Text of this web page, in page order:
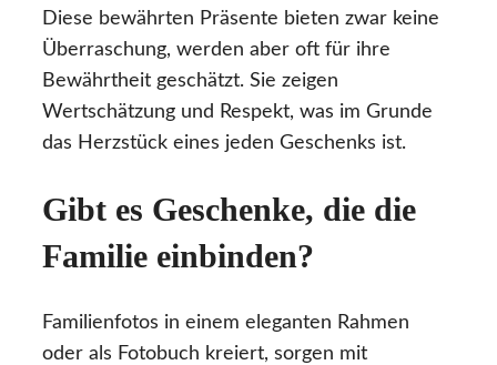
Diese bewährten Präsente bieten zwar keine
Überraschung, werden aber oft für ihre
Bewährtheit geschätzt. Sie zeigen
Wertschätzung und Respekt, was im Grunde
das Herzstück eines jeden Geschenks ist.
Gibt es Geschenke, die die
Familie einbinden?
Familienfotos in einem eleganten Rahmen
oder als Fotobuch kreiert, sorgen mit